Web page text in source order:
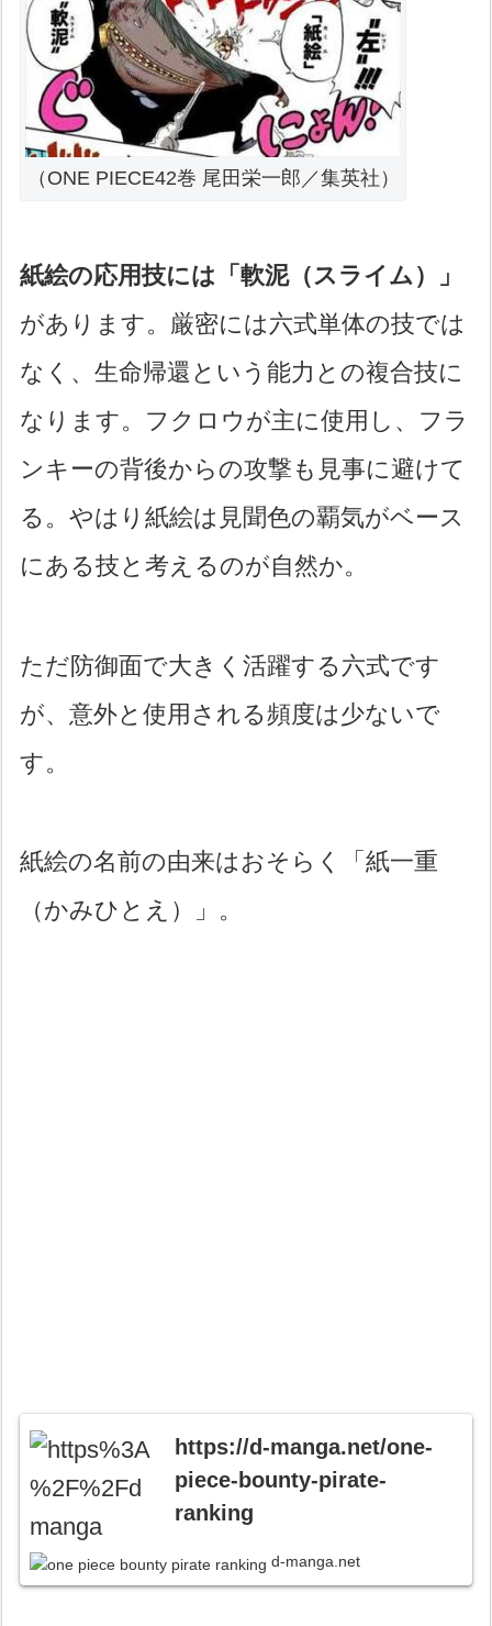
（ONE PIECE42巻 尾田栄一郎／集英社）
紙絵の応用技には「軟泥（スライム）」
があります。厳密には六式単体の技では
なく、生命帰還という能力との複合技に
なります。フクロウが主に使用し、フラ
ンキーの背後からの攻撃も見事に避けて
る。やはり紙絵は見聞色の覇気がベース
にある技と考えるのが自然か。
ただ防御面で大きく活躍する六式です
が、意外と使用される頻度は少ないで
す。
紙絵の名前の由来はおそらく「紙一重
（かみひとえ）」。
https://d-manga.net/one-
piece-bounty-pirate-
ranking
d-manga.net